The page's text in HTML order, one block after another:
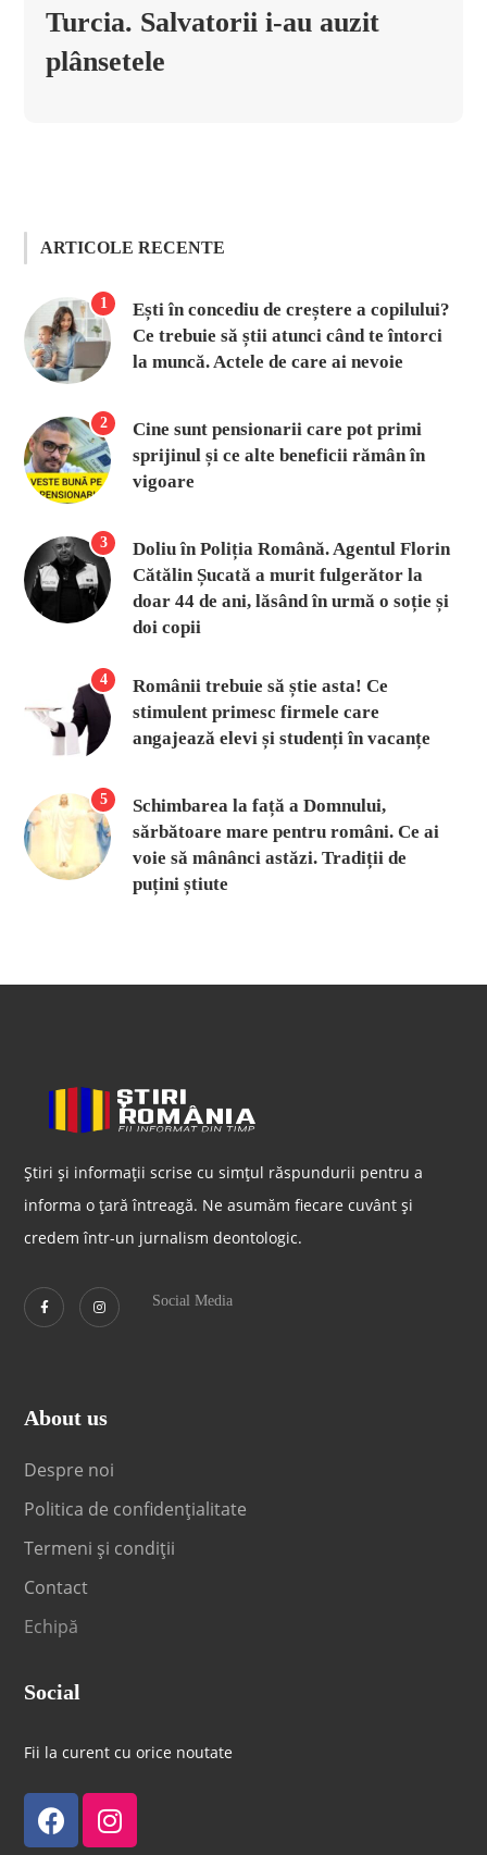
Turcia. Salvatorii i-au auzit
plânsetele
ARTICOLE RECENTE
1
Ești în concediu de creștere a copilului?
Ce trebuie să știi atunci când te întorci
la muncă. Actele de care ai nevoie
2
Cine sunt pensionarii care pot primi
sprijinul și ce alte beneficii rămân în
vigoare
3
Doliu în Poliția Română. Agentul Florin
Cătălin Șucată a murit fulgerător la
doar 44 de ani, lăsând în urmă o soție și
doi copii
4
Românii trebuie să știe asta! Ce
stimulent primesc firmele care
angajează elevi și studenți în vacanțe
5
Schimbarea la față a Domnului,
sărbătoare mare pentru români. Ce ai
voie să mânânci astăzi. Tradiții de
puțini știute
Știri și informații scrise cu simțul răspundurii pentru a
informa o țară întreagă. Ne asumăm fiecare cuvânt și
credem într-un jurnalism deontologic.
Social Media
About us
Despre noi
Politica de confidențialitate
Termeni și condiții
Contact
Echipă
Social
Fii la curent cu orice noutate